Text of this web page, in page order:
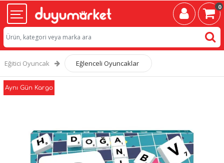
0
Eğitici Oyuncak Eğlenceli Oyuncaklar
Aynı Gün Kargo